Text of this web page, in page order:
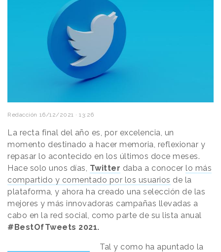
Redacción 16/12/2021 · 13:26
La recta final del año es, por excelencia, un
momento destinado a hacer memoria, reflexionar y
repasar lo acontecido en los últimos doce meses.
Hace solo unos días, Twitter daba a conocer lo más
compartido y comentado por los usuarios de la
plataforma, y ahora ha creado una selección de las
mejores y más innovadoras campañas llevadas a
cabo en la red social, como parte de su lista anual
#BestOfTweets 2021.
Tal y como ha apuntado la